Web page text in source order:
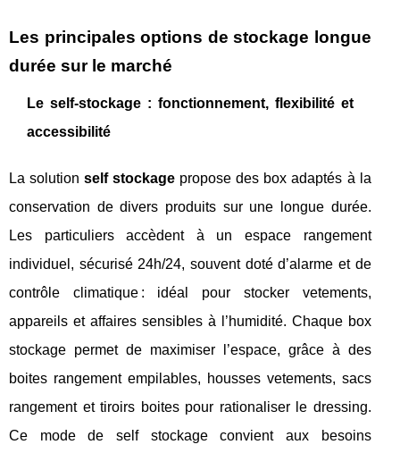
Les principales options de stockage longue
durée sur le marché
Le self-stockage : fonctionnement, flexibilité et
accessibilité
La solutionself stockage propose des box adaptés à la
conservation de divers produits sur une longue durée.
Les particuliers accèdent à un espace rangement
individuel, sécurisé 24h/24, souvent doté d’alarme et de
contrôle climatique : idéal pour stocker vetements,
appareils et affaires sensibles à l’humidité. Chaque box
stockage permet de maximiser l’espace, grâce à des
boites rangement empilables, housses vetements, sacs
rangement et tiroirs boites pour rationaliser le dressing.
Ce mode de self stockage convient aux besoins